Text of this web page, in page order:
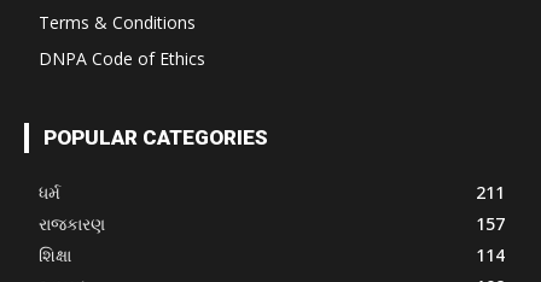
Terms & Conditions
DNPA Code of Ethics
POPULAR CATEGORIES
ધર્મ
211
રાજકારણ
157
શિક્ષા
114